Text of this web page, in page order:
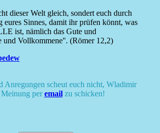
dieser Welt gleich, sondert euch durch
eures Sinnes, damit ihr prüfen könnt, was
ist, nämlich das Gute und
und Vollkommene''. (Römer 12,2)
Anregungen scheut euch nicht, Wladimir
peremailzu schicken!